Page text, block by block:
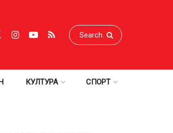
КУЛТУРА СПОРТ